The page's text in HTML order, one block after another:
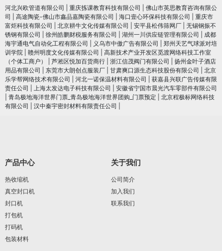
河北兴欧管道有限公司 重庆拣课教育科技有限公司
佛山市英思教育咨询有限公
司
高途陶瓷-佛山市鑫品嘉陶瓷有限公司 海口壹心环保科技有限公司
重庆市
富炬科技有限公司
北京耕牛文化传媒有限公司 安平县松伟筛网厂
无锡钢振不
锈钢有限公司
徐州皓鹏财税服务有限公司 湖州一川供应链管理有限公司
成都
海宇通电气自动化工程有限公司
义乌市中傲广告有限公司
郑州天艺气球派对培
训学院
赣州明度文化传媒有限公司
高新技术产业开发区觅渡网络科技工作室
（个体工商户）
芦淞区悦加百货商行 浙江信茂阀门有限公司
扬州金叶子酒店
用品有限公司
东莞市大朗创点服装厂 甘肃爽口源生态科技股份有限公司
北京
乐学帮网络技术有限公司
河北一诺保温材料有限公司
获嘉县兴联广告传媒有限
责任公司
上海太发达电子科技有限公司
安徽省宁国市晨光汽车零部件有限公司
青岛极地海洋世界门票_青岛极地海洋世界团购_门票预定
北京程极标网络科技
有限公司
汉中秦宇密封材料有限责任公司
产品中心
热收缩机
真空封口机
封口机
打包机
打码机
包装材料
关于我们
公司简介
加入我们
联系我们